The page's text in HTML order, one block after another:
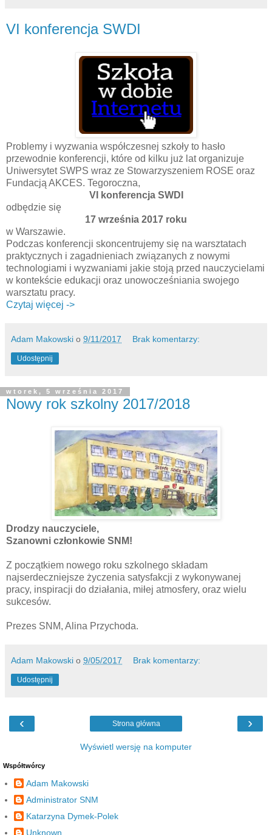
VI konferencja SWDI
Problemy i wyzwania współczesnej szkoły to hasło
przewodnie konferencji, które od kilku już lat organizuje
Uniwersytet SWPS wraz ze Stowarzyszeniem ROSE oraz
Fundacją AKCES. Tegoroczna,
VI konferencja SWDI
odbędzie się
17 września 2017 roku
w Warszawie.
Podczas konferencji skoncentrujemy się na warsztatach
praktycznych i zagadnieniach związanych z nowymi
technologiami i wyzwaniami jakie stoją przed nauczycielami
w kontekście edukacji oraz unowocześniania swojego
warsztatu pracy.
Czytaj więcej ->
Adam Makowski o 9/11/2017 Brak komentarzy:
Udostępnij
wtorek, 5 września 2017
Nowy rok szkolny 2017/2018
Drodzy nauczyciele,
Szanowni członkowie SNM!
Z początkiem nowego roku szkolnego składam
najserdeczniejsze życzenia satysfakcji z wykonywanej
pracy, inspiracji do działania, miłej atmosfery, oraz wielu
sukcesów.
Prezes SNM, Alina Przychoda.
Adam Makowski o 9/05/2017 Brak komentarzy:
Udostępnij
‹ ›
Strona główna
Wyświetl wersję na komputer
Współtwórcy
Adam Makowski
Administrator SNM
Katarzyna Dymek-Polek
Unknown